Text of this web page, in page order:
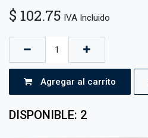
$ 102.75 IVA Incluido
Agregar al carrito
DISPONIBLE: 2